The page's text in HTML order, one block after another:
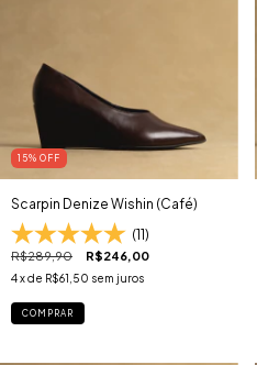
15% OFF
Scarpin Denize Wishin (Café)
(11)
R$289,90 R$246,00
4x de R$61,50 sem juros
COMPRAR